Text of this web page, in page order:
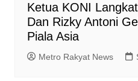
Ketua KONI
Dan Rizky Antoni
Piala Asia
Metro Rakyat News